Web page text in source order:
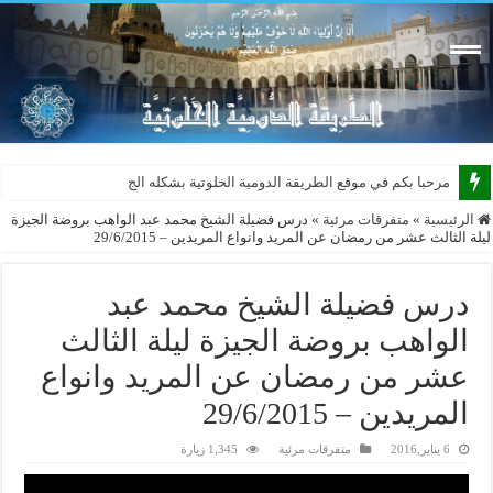
مرحبا بكم في موقع الطريقة الدومية الخلوتية بشكله الجديد 2015
الرئيسية » متفرقات مرئية » درس فضيلة الشيخ محمد عبد الواهب بروضة الجيزة
ليلة الثالث عشر من رمضان عن المريد وانواع المريدين – 29/6/2015
درس فضيلة الشيخ محمد عبد
الواهب بروضة الجيزة ليلة الثالث
عشر من رمضان عن المريد وانواع
المريدين – 29/6/2015
6 يناير,2016 متفرقات مرئية 1,345 زيارة